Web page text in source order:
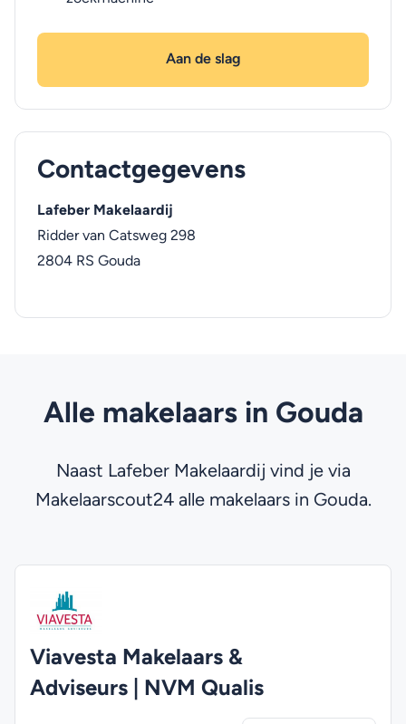
Aan de slag
Contactgegevens
Lafeber Makelaardij
Ridder van Catsweg 298
2804 RS Gouda
Alle makelaars in Gouda
Naast Lafeber Makelaardij vind je via
Makelaarscout24 alle makelaars in Gouda.
Viavesta Makelaars &
Adviseurs | NVM Qualis